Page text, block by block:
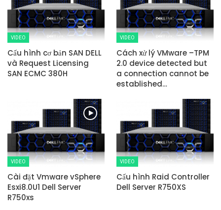
VIDEO
Cấu hình cơ bản SAN DELL
và Request Licensing
SAN ECMC 380H
VIDEO
Cách xử lý VMware –TPM
2.0 device detected but
a connection cannot be
established…
VIDEO
Cài đặt Vmware vSphere
Esxi8.0U1 Dell Server
R750xs
VIDEO
Cấu hình Raid Controller
Dell Server R750XS